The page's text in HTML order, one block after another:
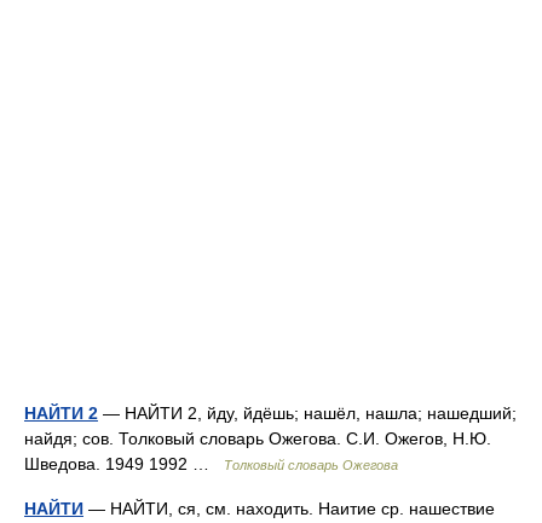
НАЙТИ 2 — НАЙТИ 2, йду, йдёшь; нашёл, нашла; нашедший;
найдя; сов. Толковый словарь Ожегова. С.И. Ожегов, Н.Ю.
Шведова. 1949 1992 …
Толковый словарь Ожегова
НАЙТИ — НАЙТИ, ся, см. находить. Наитие ср. нашествие